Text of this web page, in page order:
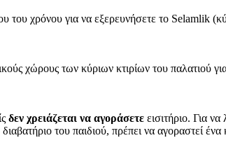
χρόνου για να εξερευνήσετε το Selamlik
χώρους των κύριων κτιρίων του παλατιού
δεν χρειάζεται να αγοράσετε εισιτήριο. Για
του παιδιού, πρέπει να αγοραστεί ένα